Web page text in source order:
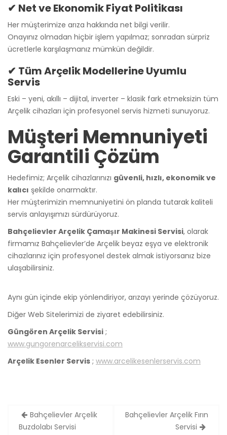
✔ Net ve Ekonomik Fiyat Politikası
Her müşterimize arıza hakkında net bilgi verilir.
Onayınız olmadan hiçbir işlem yapılmaz; sonradan sürpriz
ücretlerle karşılaşmanız mümkün değildir.
✔ Tüm Arçelik Modellerine Uyumlu
Servis
Eski – yeni, akıllı – dijital, inverter – klasik fark etmeksizin tüm
Arçelik cihazları için profesyonel servis hizmeti sunuyoruz.
Müşteri Memnuniyeti
Garantili Çözüm
Hedefimiz; Arçelik cihazlarınızı güvenli, hızlı, ekonomik ve
kalıcı şekilde onarmaktır.
Her müşterimizin memnuniyetini ön planda tutarak kaliteli
servis anlayışımızı sürdürüyoruz.
Bahçelievler Arçelik Çamaşır Makinesi Servisi, olarak
firmamız Bahçelievler’de Arçelik beyaz eşya ve elektronik
cihazlarınız için profesyonel destek almak istiyorsanız bize
ulaşabilirsiniz.
Aynı gün içinde ekip yönlendiriyor, arızayı yerinde çözüyoruz.
Diğer Web Sitelerimizi de ziyaret edebilirsiniz.
Güngören Arçelik Servisi ;
www.gungorenarcelikservisi.com
Arçelik Esenler Servis ; www.arcelikesenlerservis.com
Yazı
gezinmesi
Bahçelievler Arçelik
Buzdolabı Servisi
Bahçelievler Arçelik Fırın
Servisi